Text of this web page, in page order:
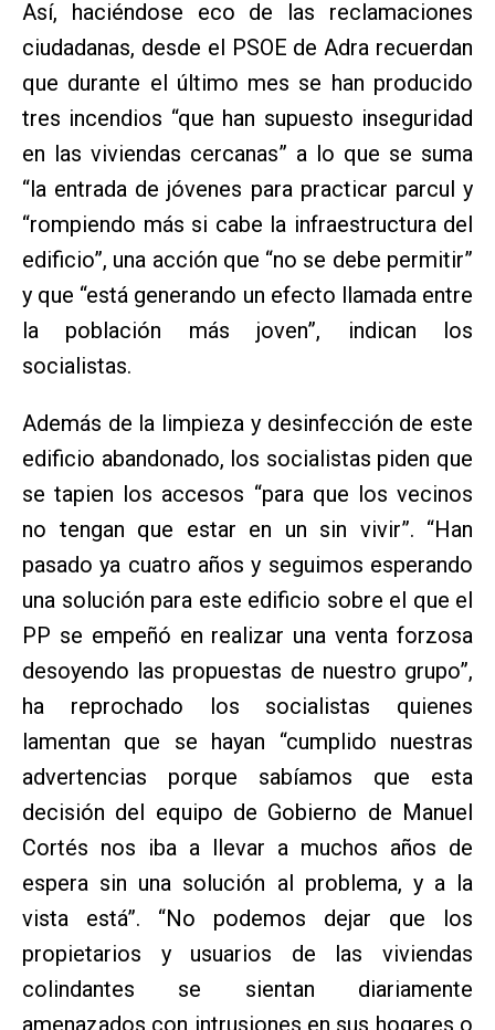
Así, haciéndose eco de las reclamaciones
ciudadanas, desde el PSOE de Adra recuerdan
que durante el último mes se han producido
tres incendios “que han supuesto inseguridad
en las viviendas cercanas” a lo que se suma
“la entrada de jóvenes para practicar parcul y
“rompiendo más si cabe la infraestructura del
edificio”, una acción que “no se debe permitir”
y que “está generando un efecto llamada entre
la población más joven”, indican los
socialistas.
Además de la limpieza y desinfección de este
edificio abandonado, los socialistas piden que
se tapien los accesos “para que los vecinos
no tengan que estar en un sin vivir”. “Han
pasado ya cuatro años y seguimos esperando
una solución para este edificio sobre el que el
PP se empeñó en realizar una venta forzosa
desoyendo las propuestas de nuestro grupo”,
ha reprochado los socialistas quienes
lamentan que se hayan “cumplido nuestras
advertencias porque sabíamos que esta
decisión del equipo de Gobierno de Manuel
Cortés nos iba a llevar a muchos años de
espera sin una solución al problema, y a la
vista está”. “No podemos dejar que los
propietarios y usuarios de las viviendas
colindantes se sientan diariamente
amenazados con intrusiones en sus hogares o